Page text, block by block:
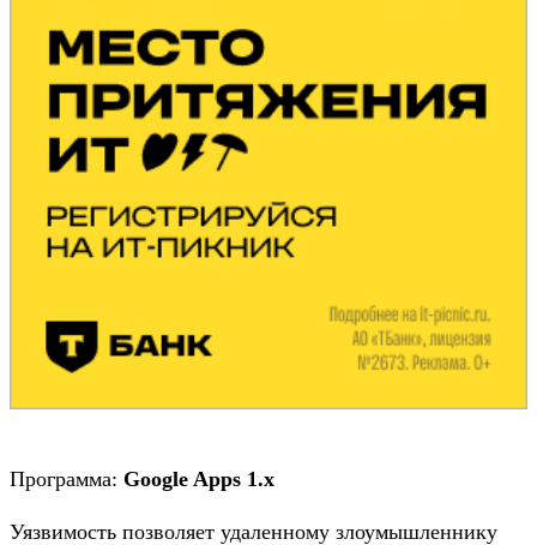
Программа: Google Apps 1.x
Уязвимость позволяет удаленному злоумышленнику